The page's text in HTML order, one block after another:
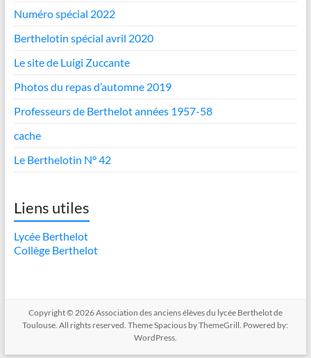
Numéro spécial 2022
Berthelotin spécial avril 2020
Le site de Luigi Zuccante
Photos du repas d’automne 2019
Professeurs de Berthelot années 1957-58
cache
Le Berthelotin N° 42
Liens utiles
Lycée Berthelot
Collège Berthelot
Copyright © 2026Association des anciens élèves du lycée Berthelot de
Toulouse . All rights reserved. ThemeSpacious by ThemeGrill. Powered by:
WordPress.